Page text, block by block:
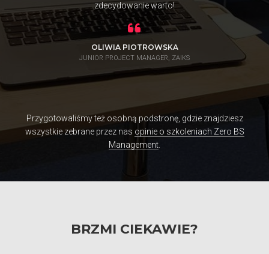
zdecydowanie warto!
OLIWIA PIOTROWSKA
JUNIOR PROJECT MANAGER, ZAIKS
Przygotowaliśmy też osobną podstronę, gdzie znajdziesz
wszystkie zebrane przez nas opinie o szkoleniach Zero BS
Management.
BRZMI CIEKAWIE?